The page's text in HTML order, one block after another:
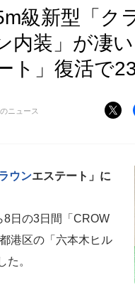
級新型「ク
内装」が凄
ト」復活で
ニュース
ウンエステート」に
日の3日間「CROW
港区の「六本木ヒル
た。